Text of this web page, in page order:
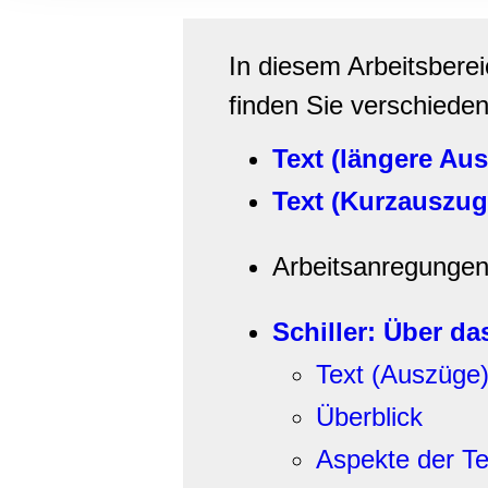
zusammen, die Sie ihnen
In diesem
finden Sie
Text (längere
Text
Arbeitsanregungen
Schiller: Über
Text (Auszüge)
Überblick
Aspekte der